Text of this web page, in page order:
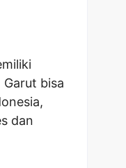
bisa
dan